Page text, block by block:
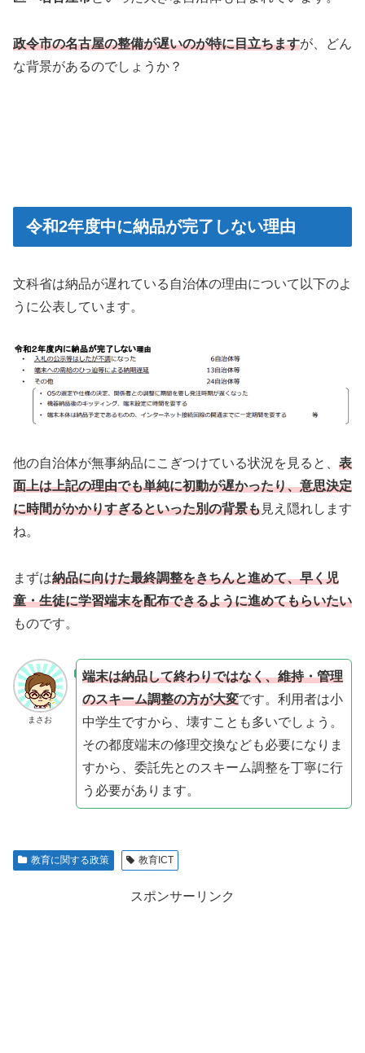
政令市の名古屋の整備が遅いのが特に目立ちますが、どん
な背景があるのでしょうか？
令和2年度中に納品が完了しない理由
文科省は納品が遅れている自治体の理由について以下のよ
うに公表しています。
他の自治体が無事納品にこぎつけている状況を見ると、 表
面上は上記の理由でも単純に初動が遅かったり、意思決定
に時間がかかりすぎるといった別の背景も見え隠れします
ね。
まずは納品に向けた最終調整をきちんと進めて、早く児
童・生徒に学習端末を配布できるように進めてもらいたい
ものです。
まさお
端末は納品して終わりではなく、維持・管理
のスキーム調整の方が大変です。利用者は小
中学生ですから、壊すことも多いでしょう。
その都度端末の修理交換なども必要になりま
すから、委託先とのスキーム調整を丁寧に行
う必要があります。
教育に関する政策 教育ICT
スポンサーリンク